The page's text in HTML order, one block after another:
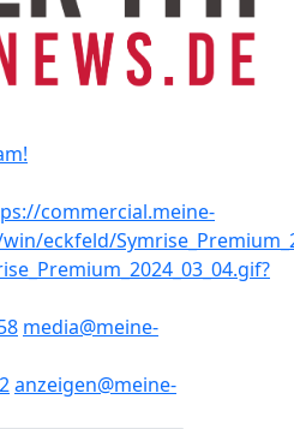
media@meine-
anzeigen@meine-